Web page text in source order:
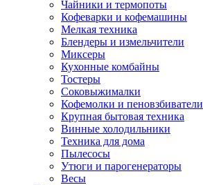
Чайники и термопоты
Кофеварки и кофемашины
Мелкая техника
Блендеры и измельчители
Миксеры
Кухонные комбайны
Тостеры
Соковыжималки
Кофемолки и пеновзбиватели
Крупная бытовая техника
Винные холодильники
Техника для дома
Пылесосы
Утюги и парогенераторы
Весы